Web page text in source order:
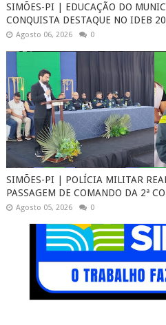
SIMÕES-PI | EDUCAÇÃO DO
CONQUISTA DESTAQUE NO IDEB
Agosto 06, 2026 0
SIMÕES-PI | POLÍCIA MILITAR
PASSAGEM DE COMANDO DA 2ª
Agosto 05, 2026 0